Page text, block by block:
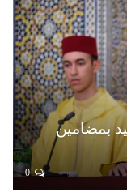
بمضامين
0